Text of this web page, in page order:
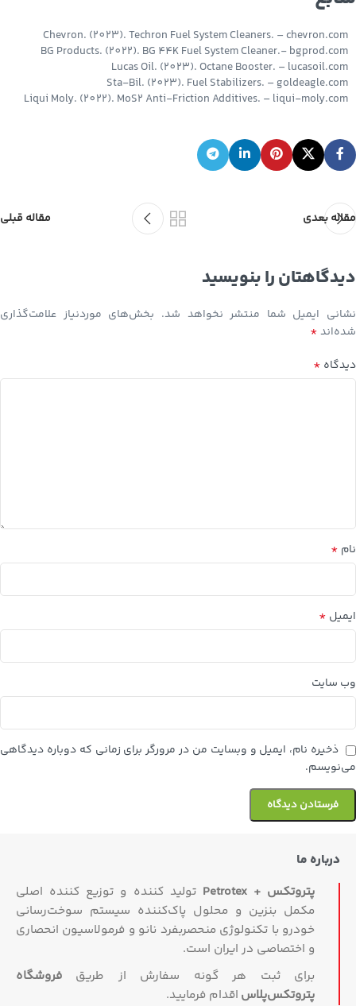
Chevron. (2023). Techron Fuel System Cleaners. – chevron.com
BG Products. (2022). BG 44K Fuel System Cleaner.- bgprod.com
Lucas Oil. (2023). Octane Booster. – lucasoil.com
Sta-Bil. (2023). Fuel Stabilizers. – goldeagle.com
Liqui Moly. (2022). MoS2 Anti-Friction Additives. – liqui-moly.com
مقاله بعدی مقاله قبلی
دیدگاهتان را بنویسید
نشانی ایمیل شما منتشر نخواهد شد. بخش‌های موردنیاز علامت‌گذاری
شده‌اند*
دیدگاه *
نام *
ایمیل *
وب‌ سایت
ذخیره نام، ایمیل و وبسایت من در مرورگر برای زمانی که دوباره دیدگاهی
می‌نویسم.
درباره ما
پتروتکس + Petrotex
تولید کننده و توزیع کننده اصلی
مکمل بنزین و محلول پاک‌کننده سیستم سوخت‌رسانی
خودرو با تکنولوژی منحصربفرد نانو و فرمولاسیون انحصاری
و اختصاصی در ایران است.
برای ثبت هر گونه سفارش از طریق فروشگاه
پتروتکس‏‌پلاس اقدام فرمایید.